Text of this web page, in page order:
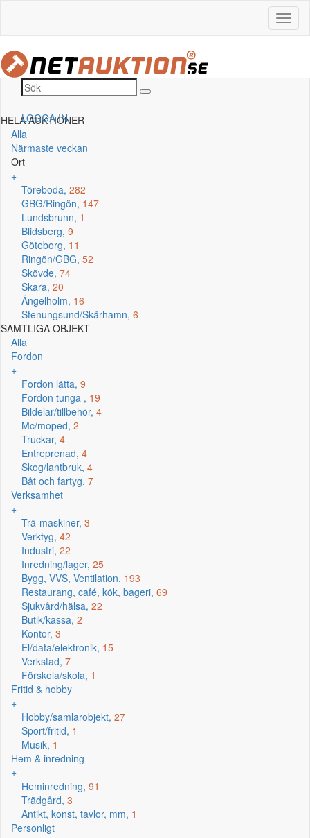
LOGGA IN
HELA AUKTIONER
Alla
Närmaste veckan
Ort
+
Töreboda, 282
GBG/Ringön, 147
Lundsbrunn, 1
Blidsberg, 9
Göteborg, 11
Ringön/GBG, 52
Skövde, 74
Skara, 20
Ängelholm, 16
Stenungsund/Skärhamn, 6
SAMTLIGA OBJEKT
Alla
Fordon
+
Fordon lätta, 9
Fordon tunga , 19
Bildelar/tillbehör, 4
Mc/moped, 2
Truckar, 4
Entreprenad, 4
Skog/lantbruk, 4
Båt och fartyg, 7
Verksamhet
+
Trä-maskiner, 3
Verktyg, 42
Industri, 22
Inredning/lager, 25
Bygg, VVS, Ventilation, 193
Restaurang, café, kök, bageri, 69
Sjukvård/hälsa, 22
Butik/kassa, 2
Kontor, 3
El/data/elektronik, 15
Verkstad, 7
Förskola/skola, 1
Fritid & hobby
+
Hobby/samlarobjekt, 27
Sport/fritid, 1
Musik, 1
Hem & inredning
+
Heminredning, 91
Trädgård, 3
Antikt, konst, tavlor, mm, 1
Personligt